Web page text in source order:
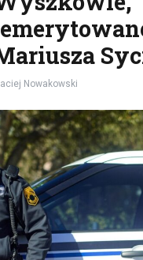
Nowakowski